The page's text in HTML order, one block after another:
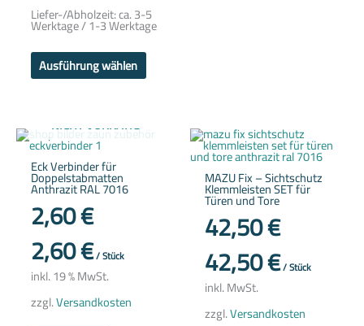
Liefer-/Abholzeit:ca. 3-5
Werktage / 1-3 Werktage
Ausführung wählen
NICHT VORRÄTIG
Eck Verbinder für
Doppelstabmatten
Anthrazit RAL 7016
2,60€
2,60€/Stück
inkl. 19 % MwSt.
zzgl.Versandkosten
MAZU Fix – Sichtschutz
Klemmleisten SET für
Türen und Tore
42,50€
42,50€/Stück
inkl. MwSt.
zzgl.Versandkosten
Produkt
weist
mehrere